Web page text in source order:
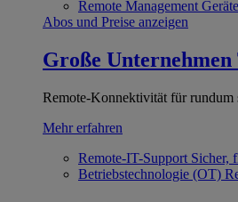
Remote Management
Abos und Preise anzeigen
Große Unternehmen
Remote-Konnektivität für rundum
Mehr erfahren
Remote-IT-Support Sicher,
Betriebstechnologie (OT)